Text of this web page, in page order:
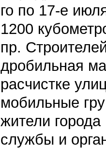
го по 17-е
1200
пр.
дробильная
расчистке
мобильные
жители
службы и